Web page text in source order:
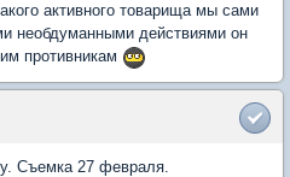
активного товарища мы сами
необдуманными действиями он
противникам
Съемка 27 февраля.